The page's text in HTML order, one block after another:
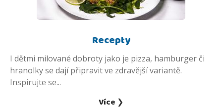
Recepty
I dětmi milované dobroty jako je pizza, hamburger či
hranolky se dají připravit ve zdravější variantě.
Inspirujte se...
Více ❯